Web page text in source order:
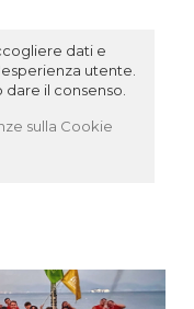
dati e
utente.
il consenso.
sulla Cookie